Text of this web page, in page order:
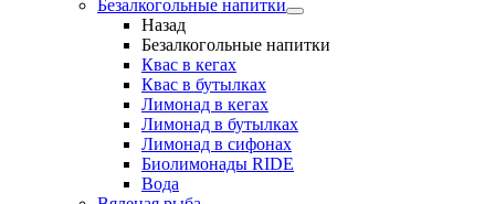
Безалкогольные напитки
Назад
Безалкогольные напитки
Квас в кегах
Квас в бутылках
Лимонад в кегах
Лимонад в бутылках
Лимонад в сифонах
Биолимонады RIDE
Вода